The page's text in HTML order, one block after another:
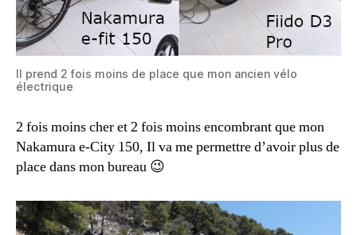
Il prend 2 fois moins de place que mon ancien vélo
électrique
2 fois moins cher et 2 fois moins encombrant que mon
Nakamura e-City 150, Il va me permettre d’avoir plus de
place dans mon bureau 😉